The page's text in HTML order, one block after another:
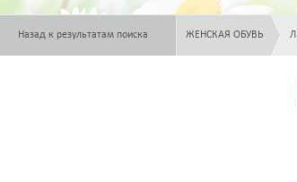
Назад к результатам поиска ЖЕНСКАЯ ОБУВЬ